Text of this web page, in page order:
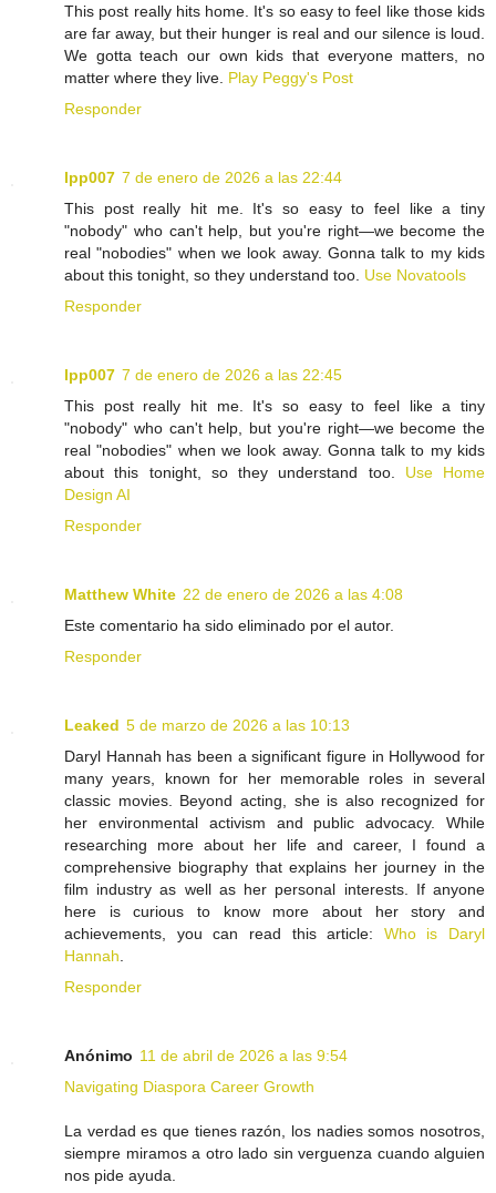
This post really hits home. It's so easy to feel like those kids
are far away, but their hunger is real and our silence is loud.
We gotta teach our own kids that everyone matters, no
matter where they live. Play Peggy's Post
Responder
lpp007 7 de enero de 2026 a las 22:44
This post really hit me. It's so easy to feel like a tiny
"nobody" who can't help, but you're right—we become the
real "nobodies" when we look away. Gonna talk to my kids
about this tonight, so they understand too. Use Novatools
Responder
lpp007 7 de enero de 2026 a las 22:45
This post really hit me. It's so easy to feel like a tiny
"nobody" who can't help, but you're right—we become the
real "nobodies" when we look away. Gonna talk to my kids
about this tonight, so they understand too. Use Home
Design AI
Responder
Matthew White 22 de enero de 2026 a las 4:08
Este comentario ha sido eliminado por el autor.
Responder
Leaked 5 de marzo de 2026 a las 10:13
Daryl Hannah has been a significant figure in Hollywood for
many years, known for her memorable roles in several
classic movies. Beyond acting, she is also recognized for
her environmental activism and public advocacy. While
researching more about her life and career, I found a
comprehensive biography that explains her journey in the
film industry as well as her personal interests. If anyone
here is curious to know more about her story and
achievements, you can read this article: Who is Daryl
Hannah
Responder
Anónimo 11 de abril de 2026 a las 9:54
Navigating Diaspora Career Growth
La verdad es que tienes razón, los nadies somos nosotros,
siempre miramos a otro lado sin verguenza cuando alguien
nos pide ayuda.